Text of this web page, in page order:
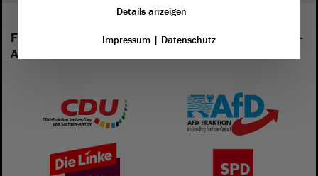
Folgende Fraktionen sind im Landtag von Sachsen-
Anhalt vertreten:
Details anzeigen
Impressum| Datenschutz